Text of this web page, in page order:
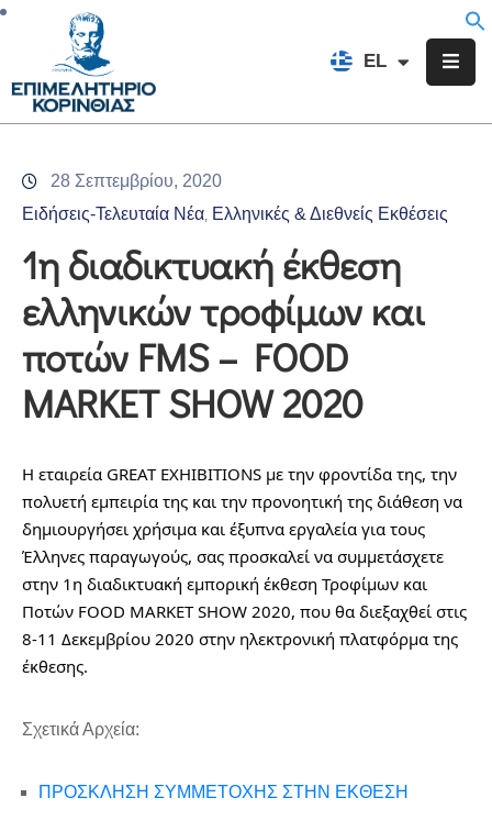
EL
FR
Επιμελητήριο
Υπηρεσίες
Προγράμματα
&
Δράσεις
Εκδηλώσεις
Επικοινωνία
28 Σεπτεμβρίου, 2020
Ειδήσεις-Τελευταία Νέα Ελληνικές & Διεθνείς Εκθέσεις
1η διαδικτυακή έκθεση
ελληνικών τροφίμων και
ποτών FMS – FOOD
MARKET SHOW 2020
Η εταιρεία GREAT EXHIBITIONS με την φροντίδα της, την
πολυετή εμπειρία της και την προνοητική της διάθεση να
δημιουργήσει χρήσιμα και έξυπνα εργαλεία για τους
Έλληνες παραγωγούς, σας προσκαλεί να συμμετάσχετε
στην 1η διαδικτυακή εμπορική έκθεση Τροφίμων και
Ποτών FOOD MARKET SHOW 2020, που θα διεξαχθεί στις
8-11 Δεκεμβρίου 2020 στην ηλεκτρονική πλατφόρμα της
έκθεσης.
Σχετικά Αρχεία:
ΠΡΟΣΚΛΗΣΗ ΣΥΜΜΕΤΟΧΗΣ ΣΤΗΝ ΕΚΘΕΣΗ